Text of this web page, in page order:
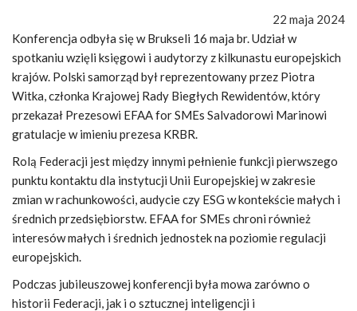
22 maja 2024
Konferencja odbyła się w Brukseli 16 maja br. Udział w
spotkaniu wzięli księgowi i audytorzy z kilkunastu europejskich
krajów. Polski samorząd był reprezentowany przez Piotra
Witka, członka Krajowej Rady Biegłych Rewidentów, który
przekazał Prezesowi EFAA for SMEs Salvadorowi Marinowi
gratulacje w imieniu prezesa KRBR.
Rolą Federacji jest między innymi pełnienie funkcji pierwszego
punktu kontaktu dla instytucji Unii Europejskiej w zakresie
zmian w rachunkowości, audycie czy ESG w kontekście małych i
średnich przedsiębiorstw. EFAA for SMEs chroni również
interesów małych i średnich jednostek na poziomie regulacji
europejskich.
Podczas jubileuszowej konferencji była mowa zarówno o
historii Federacji, jak i o sztucznej inteligencji i